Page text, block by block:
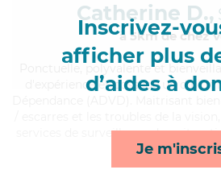
Inscrivez-
afficher plus
d’aides à
Je
Catherine D.,
à 5km de chez
, polyvalente et
d'expérience et possède un
services de surveillance de nuit,
et toilette/